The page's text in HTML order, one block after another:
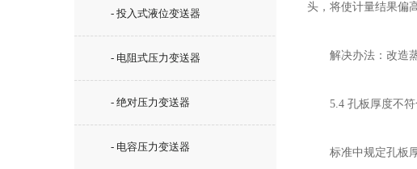
- 投入式液位变送器
- 电阻式压力变送器
- 绝对压力变送器
- 电容压力变送器
头，将使计量结果偏高
解决办法：改造蒸
5.4 孔板厚度不符
标准中规定孔板厚